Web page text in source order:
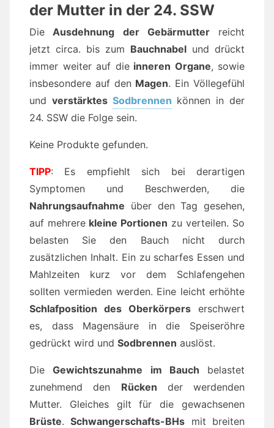
der Mutter in der 24. SSW
Die Ausdehnung der Gebärmutterreicht
jetzt circa. bis zum Bauchnabel und drückt
immer weiter auf dieinneren Organe, sowie
insbesondere auf den Magen. Ein Völlegefühl
und verstärktes Sodbrennen können in der
24. SSW die Folge sein.
Keine Produkte gefunden.
TIPP: Es empfiehlt sich bei derartigen
Symptomen und Beschwerden, die
Nahrungsaufnahme über den Tag gesehen,
auf mehrere kleine Portionen zu verteilen. So
belasten Sie den Bauch nicht durch
zusätzlichen Inhalt. Ein zu scharfes Essen und
Mahlzeiten kurz vor dem Schlafengehen
sollten vermieden werden. Eine leicht erhöhte
Schlafposition des Oberkörpers erschwert
es, dass Magensäure in die Speiseröhre
gedrückt wird und Sodbrennen auslöst.
DieGewichtszunahme im Bauch belastet
zunehmend den Rücken der werdenden
Mutter. Gleiches gilt für die gewachsenen
Brüste.Schwangerschafts-BHs mit breiten